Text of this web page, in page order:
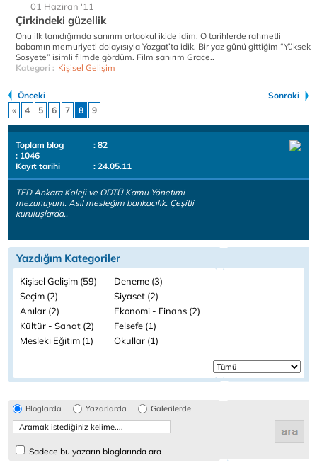
01 Haziran '11
Çirkindeki güzellik
Onu ilk tanıdığımda sanırım ortaokul ikide idim. O tarihlerde rahmetli
babamın memuriyeti dolayısıyla Yozgat’ta idik. Bir yaz günü gittiğim “Yüksek
Sosyete” isimli filmde gördüm. Film sanırım Grace..
Kategori : Kişisel Gelişim
Önceki
Sonraki
«
4 5 6 7 8 9
Toplam blog
: 82
: 1046
Kayıt tarihi
: 24.05.11
TED Ankara Koleji ve ODTÜ Kamu Yönetimi
mezunuyum. Asıl mesleğim bankacılık. Çeşitli
kuruluşlarda..
Yazdığım Kategoriler
Kişisel Gelişim (59)
Deneme (3)
Seçim (2)
Siyaset (2)
Anılar (2)
Ekonomi - Finans (2)
Kültür - Sanat (2)
Felsefe (1)
Mesleki Eğitim (1)
Okullar (1)
Bloglarda Yazarlarda Galerilerde
Sadece bu yazarın bloglarında ara